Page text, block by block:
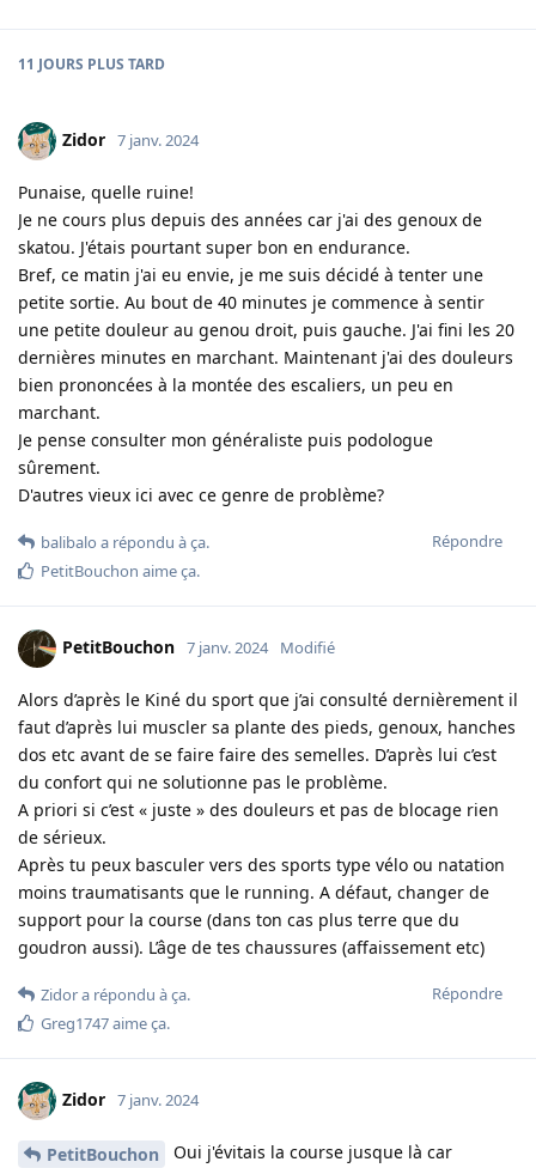
11 JOURS PLUS TARD
Zidor 7 janv. 2024
Punaise, quelle ruine!
Je ne cours plus depuis des années car j'ai des genoux de
skatou. J'étais pourtant super bon en endurance.
Bref, ce matin j'ai eu envie, je me suis décidé à tenter une
petite sortie. Au bout de 40 minutes je commence à sentir
une petite douleur au genou droit, puis gauche. J'ai fini les 20
dernières minutes en marchant. Maintenant j'ai des douleurs
bien prononcées à la montée des escaliers, un peu en
marchant.
Je pense consulter mon généraliste puis podologue
sûrement.
D'autres vieux ici avec ce genre de problème?
Répondre
balibalo a répondu à ça.
PetitBouchon aime ça.
PetitBouchon 7 janv. 2024 Modifié
Alors d’après le Kiné du sport que j’ai consulté dernièrement il
faut d’après lui muscler sa plante des pieds, genoux, hanches
dos etc avant de se faire faire des semelles. D’après lui c’est
du confort qui ne solutionne pas le problème.
A priori si c’est « juste » des douleurs et pas de blocage rien
de sérieux.
Après tu peux basculer vers des sports type vélo ou natation
moins traumatisants que le running. A défaut, changer de
support pour la course (dans ton cas plus terre que du
goudron aussi). L’âge de tes chaussures (affaissement etc)
Répondre
Zidora répondu à ça.
Greg1747aime ça.
Zidor 7 janv. 2024
PetitBouchon
Oui j'évitais la course jusque là car